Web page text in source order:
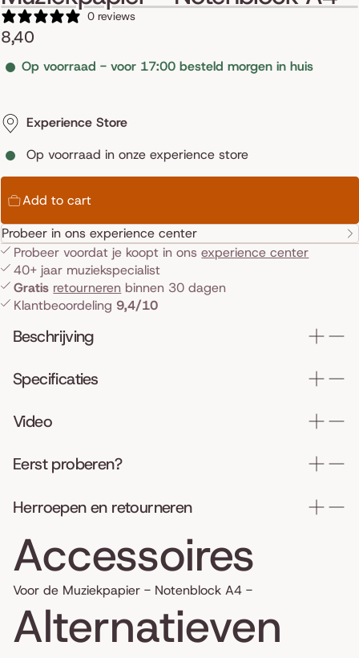
0 reviews
8,40
Op voorraad - voor 17:00 besteld morgen in huis
Experience Store
Op voorraad in onze experience store
Add to cart
Probeer in ons experience center
Probeer voordat je koopt in onsexperience center
40+ jaar muziekspecialist
Gratis retourneren binnen 30 dagen
Klantbeoordeling9,4/10
Beschrijving
Specificaties
Video
Eerst proberen?
Herroepen en retourneren
Accessoires
Voor de Muziekpapier - Notenblock A4 -
Alternatieven